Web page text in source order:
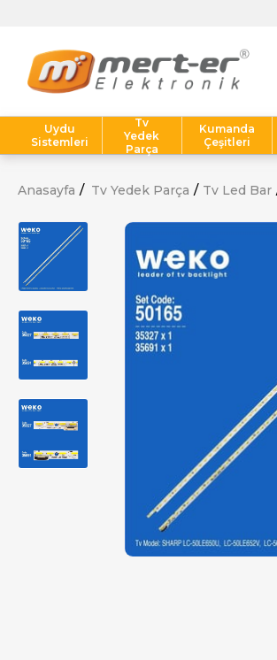
Uydu
Sistemleri
Tv
Yedek
Parça
Kumanda
Çeşitleri
Anasayfa Tv Yedek Parça Tv Led Bar